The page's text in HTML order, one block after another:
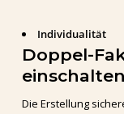
Individualität
Doppel-
einschalten
Die Erstellung